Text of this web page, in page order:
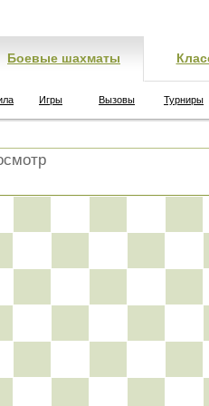
Боевые шахматы
Игры Вызовы Турниры